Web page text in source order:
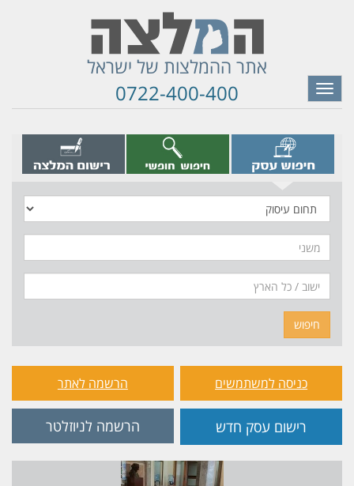
אתר ההמלצות של ישראל
0722-400-400
Toggle
navigation
עיסוק
חיפוש
כניסה למשתמשים הרשמה לאתר
רישום עסק חדש הרשמה לניוזלטר